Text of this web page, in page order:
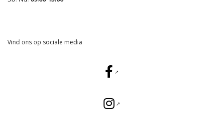
Vind ons op sociale media